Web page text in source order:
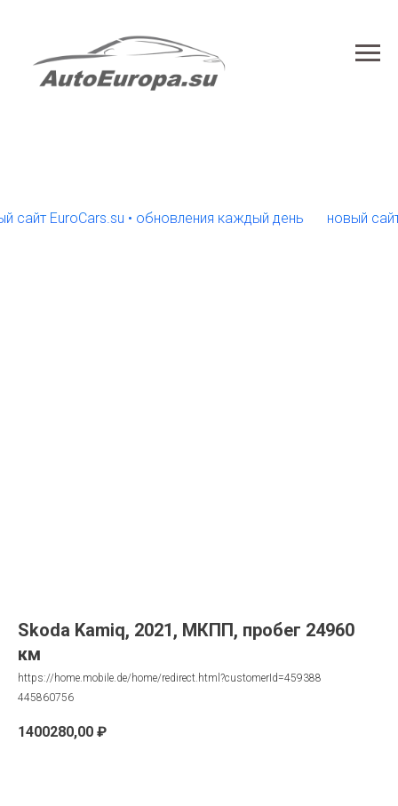
EuroCars.su • обновления каждый день новый сайт
Skoda Kamiq, 2021, МКПП, пробег 24960
км
https://home.mobile.de/home/redirect.html?customerId=459388
445860756
1400280,00 ₽